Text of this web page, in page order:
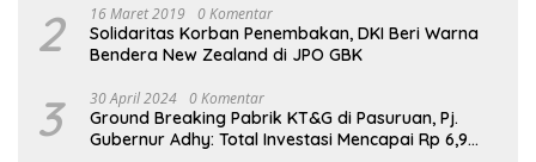
2 16 Maret 2019 0 Komentar
Solidaritas Korban Penembakan, DKI Beri Warna
Bendera New Zealand di JPO GBK
3 30 April 2024 0 Komentar
Ground Breaking Pabrik KT&G di Pasuruan, Pj.
Gubernur Adhy: Total Investasi Mencapai Rp 6,9